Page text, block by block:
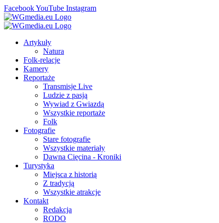
FacebookYouTube Instagram
Artykuły
Natura
Folk-relacje
Kamery
Reportaże
Transmisje Live
Ludzie z pasją
Wywiad z Gwiazdą
Wszystkie reportaże
Folk
Fotografie
Stare fotografie
Wszystkie materiały
Dawna Cięcina - Kroniki
Turystyka
Miejsca z historią
Z tradycją
Wszystkie atrakcje
Kontakt
Redakcja
RODO